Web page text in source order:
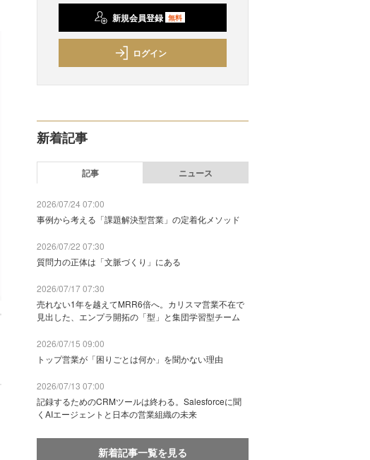
新規会員登録 無料
ログイン
新着記事
記事 ニュース
2026/07/24 07:00
事例から考える「課題解決型営業」の定着化メソッド
2026/07/22 07:30
質問力の正体は「文脈づくり」にある
2026/07/17 07:30
売れない1年を越えてMRR6倍へ。カリスマ営業不在で
見出した、エンプラ開拓の「型」と集団学習型チーム
2026/07/15 09:00
トップ営業が「困りごとは何か」を聞かない理由
2026/07/13 07:00
記録するためのCRMツールは終わる。Salesforceに聞
くAIエージェントと日本の営業組織の未来
新着記事一覧を見る